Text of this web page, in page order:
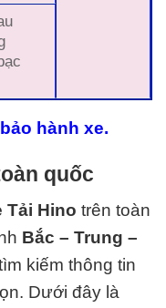
hành xe.
quốc
Tải Hino trên toàn
Bắc – Trung –
kiếm thông tin
Dưới đây là